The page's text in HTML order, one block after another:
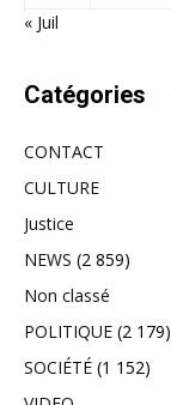
« Juil
Catégories
CONTACT
CULTURE
Justice
NEWS (2 859)
Non classé
POLITIQUE (2 179)
SOCIÉTÉ (1 152)